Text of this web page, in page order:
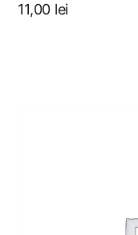
11,00 lei